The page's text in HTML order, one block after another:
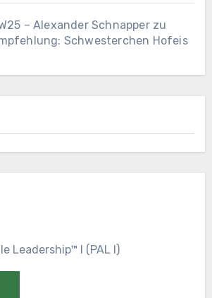
– Alexander Schnapperzu
Schwesterchen Hofeis
Leadership™ I (PAL I)